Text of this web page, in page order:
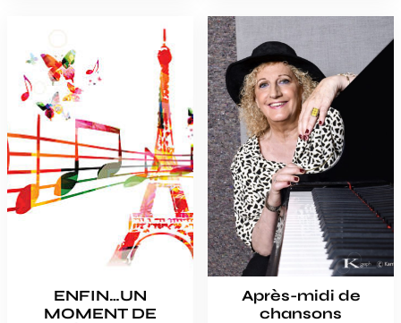
ENFIN…UN
MOMENT DE
Après-midi de
chansons